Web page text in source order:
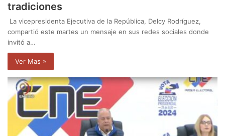
tradiciones
La vicepresidenta Ejecutiva de la República, Delcy Rodríguez,
compartió este martes un mensaje en sus redes sociales donde
invitó a…
Ver Mas »